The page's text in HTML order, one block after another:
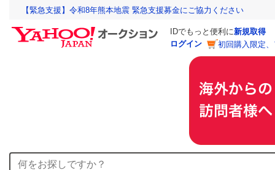
【緊急支援】令和8年熊本地震 緊急支援募金にご協力ください
IDでもっと便利に新規取得
ログイン
初回購入限定